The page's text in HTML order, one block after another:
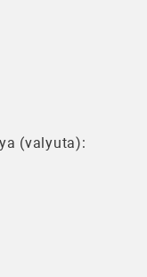
(valyuta):